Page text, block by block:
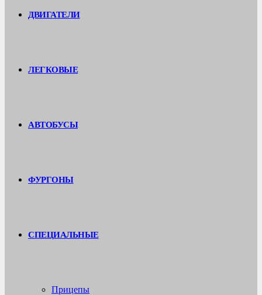
ДВИГАТЕЛИ
ЛЕГКОВЫЕ
АВТОБУСЫ
ФУРГОНЫ
СПЕЦИАЛЬНЫЕ
Прицепы